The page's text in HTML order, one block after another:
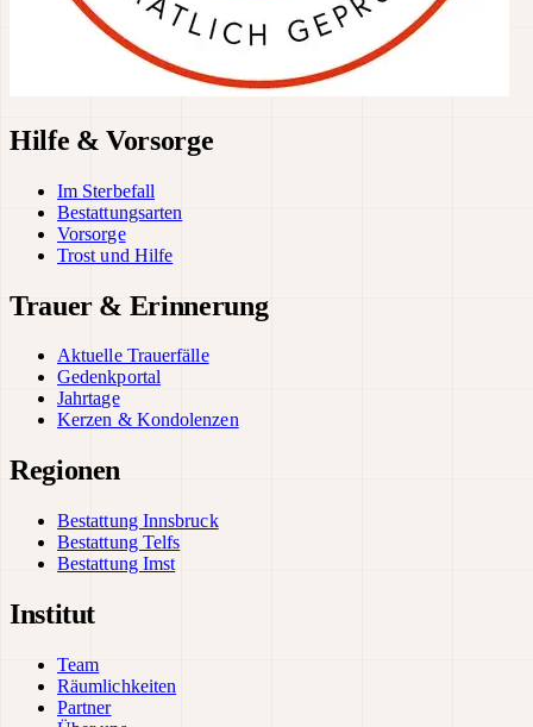
Hilfe & Vorsorge
Im Sterbefall
Bestattungsarten
Vorsorge
Trost und Hilfe
Trauer & Erinnerung
Aktuelle Trauerfälle
Gedenkportal
Jahrtage
Kerzen & Kondolenzen
Regionen
Bestattung Innsbruck
Bestattung Telfs
Bestattung Imst
Institut
Team
Räumlichkeiten
Partner